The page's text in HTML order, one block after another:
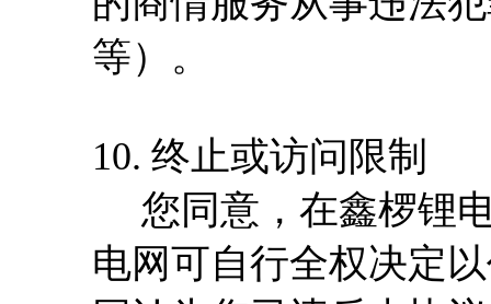
等）。
10. 终止或访问限制
您同意，在鑫椤锂
电网可自行全权决定